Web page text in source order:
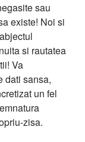
sau
existe! Noi si
si rautatea
Va
dati sansa,
un fel
zisa.